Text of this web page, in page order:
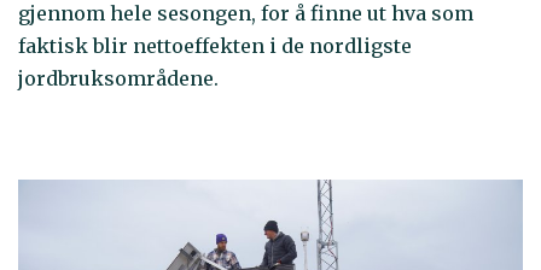
gjennom hele sesongen, for å finne ut hva som
faktisk blir nettoeffekten i de nordligste
jordbruksområdene.